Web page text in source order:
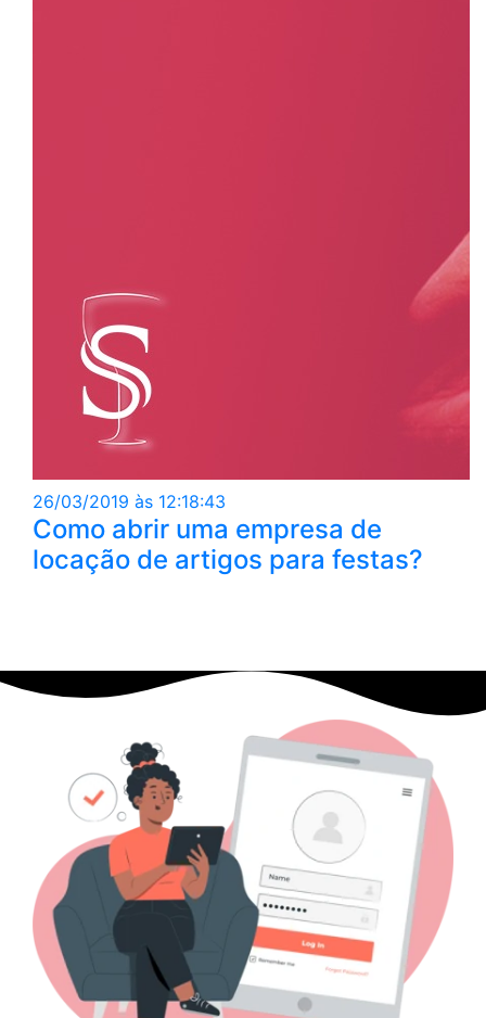
26/03/2019 às 12:18:43
Como abrir uma empresa de
locação de artigos para festas?